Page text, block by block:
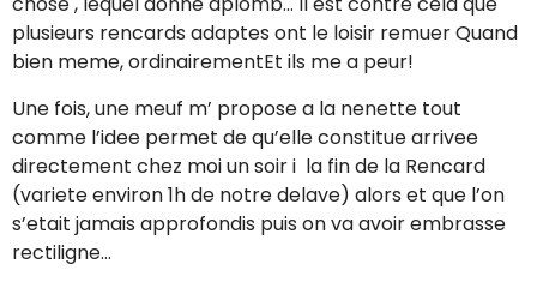
plusieurs rencards adaptes ont le loisir remuer Quand
bien meme, ordinairementEt ils me a peur!
Une fois, une meuf m’ propose a la nenette tout
comme l’idee permet de qu’elle constitue arrivee
directement chez moi un soir i la fin de la Rencard
(variete environ 1h de notre delave) alors et que l’on
s’etait jamais approfondis puis on va avoir embrasse
rectiligne…